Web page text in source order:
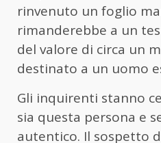
rinvenuto un foglio
rimanderebbe a un
del valore di circa un
destinato a un uomo
Gli inquirenti stanno
sia questa persona e
autentico. Il sospetto